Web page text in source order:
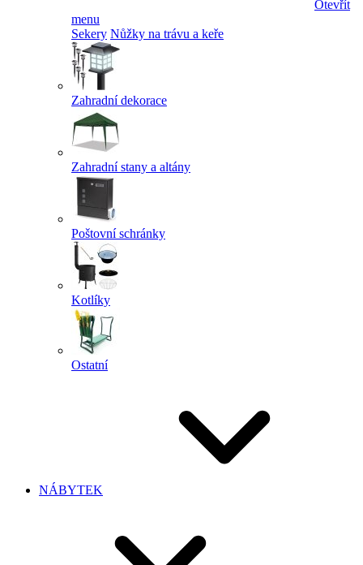
Otevřít
menu
Sekery Nůžky na trávu a keře
Zahradní dekorace
Zahradní stany a altány
Poštovní schránky
Kotlíky
Ostatní
NÁBYTEK